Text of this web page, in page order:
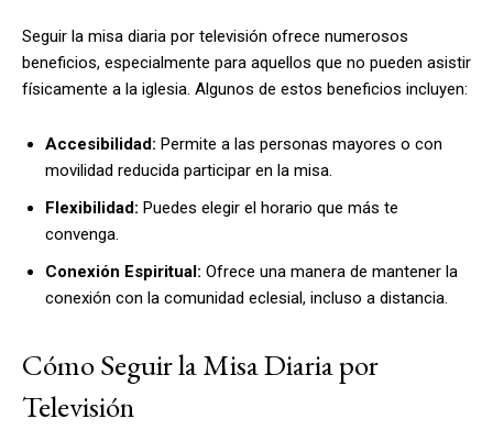
Seguir la misa diaria por televisión ofrece numerosos
beneficios, especialmente para aquellos que no pueden asistir
físicamente a la iglesia. Algunos de estos beneficios incluyen:
Accesibilidad: Permite a las personas mayores o con
movilidad reducida participar en la misa.
Flexibilidad: Puedes elegir el horario que más te
convenga.
Conexión Espiritual: Ofrece una manera de mantener la
conexión con la comunidad eclesial, incluso a distancia.
Cómo Seguir la Misa Diaria por
Televisión